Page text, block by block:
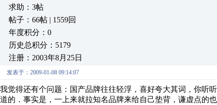
求助：3帖
帖子：66帖 | 1559回
年度积分：0
历史总积分：5179
注册：2003年8月25日
发表于：2009-01-08 09:14:07
我觉得还有个问题：国产品牌往往轻浮，喜好夸大其词，你听
道的．事实是，一上来就拉知名品牌来给自己垫背，谦虚点的